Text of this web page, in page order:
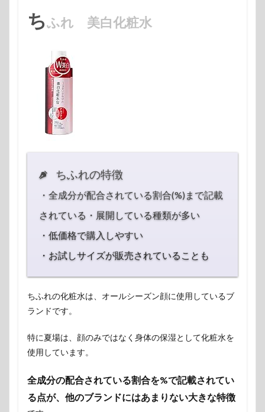
ちふれ 美白化粧水
ちふれの特徴
・全成分が配合されている割合(%)まで記載
されている ・展開している種類が多い
・低価格で購入しやすい
・お試しサイズが販売されていることも
ちふれの化粧水は、オールシーズン顔に使用しているブ
ランドです。
特に夏場は、顔のみではなく身体の保湿として化粧水を
使用しています。
全成分の配合されている割合を%で記載されてい
る点が、他のブランドにはあまりない大きな特徴